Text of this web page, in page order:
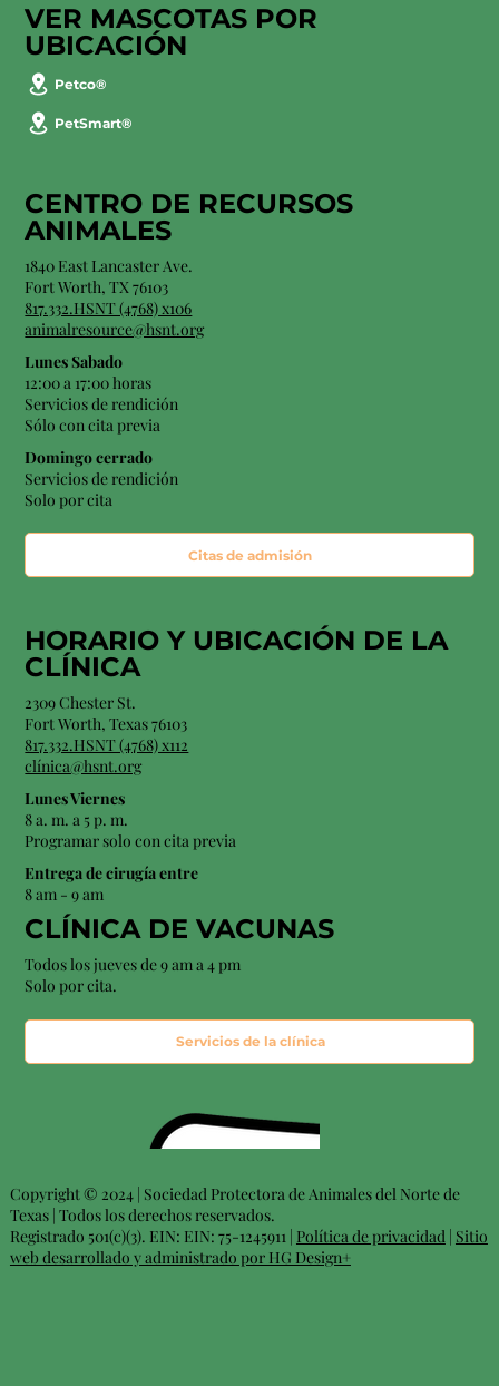
VER MASCOTAS POR
UBICACIÓN
Petco®
PetSmart®
CENTRO DE RECURSOS
ANIMALES
1840 East Lancaster Ave.
Fort Worth, TX 76103
817.332.HSNT (4768) x106
animalresource@hsnt.org
Lunes Sabado
12:00 a 17:00 horas
Servicios de rendición
Sólo con cita previa
Domingo cerrado
Servicios de rendición
Solo por cita
Citas de admisión
HORARIO Y UBICACIÓN DE LA
CLÍNICA
2309 Chester St.
Fort Worth, Texas 76103
817.332.HSNT (4768) x112
clínica@hsnt.org
Lunes Viernes
8 a. m. a 5 p. m.
Programar solo con cita previa
Entrega de cirugía entre
8 am - 9 am
CLÍNICA DE VACUNAS
Todos los jueves de 9 am a 4 pm
Solo por cita.
Servicios de la clínica
Copyright © 2024 | Sociedad Protectora de Animales del Norte de
Texas | Todos los derechos reservados.
Registrado 501(c)(3). EIN: EIN: 75-1245911 | Política de privacidad| Sitio
web desarrollado y administrado por HG Design+